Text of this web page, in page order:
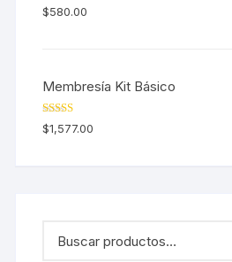
Valorado en
5.00de 5
$580.00
Membresía Kit Básico
Valorado en
5.00 de 5
$1,577.00